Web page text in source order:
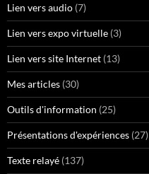
Lien vers audio (7)
Lien vers expo virtuelle (3)
Lien vers site Internet (13)
Mes articles (30)
Outils d'information (25)
Présentations d'expériences (27)
Texte relayé (137)